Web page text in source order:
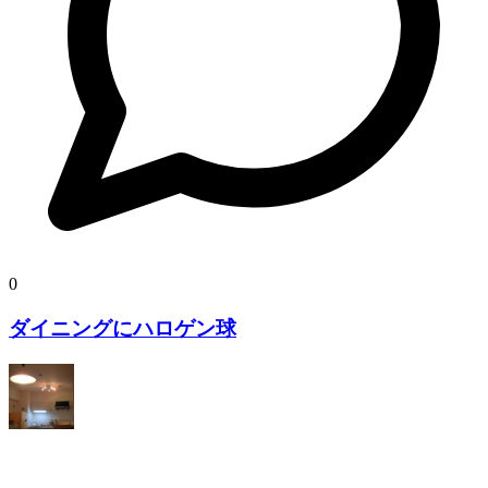
0
ダイニングにハロゲン球